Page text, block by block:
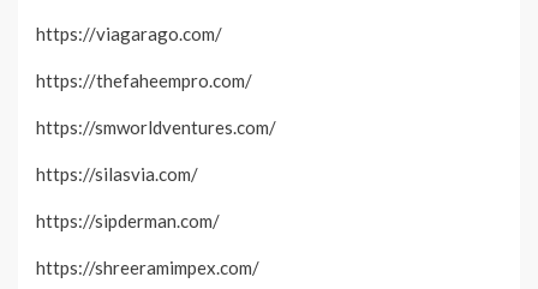
https://viagarago.com/
https://thefaheempro.com/
https://smworldventures.com/
https://silasvia.com/
https://sipderman.com/
https://shreeramimpex.com/